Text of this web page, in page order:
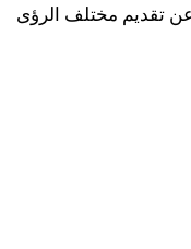
تقديم مختلف الرؤى